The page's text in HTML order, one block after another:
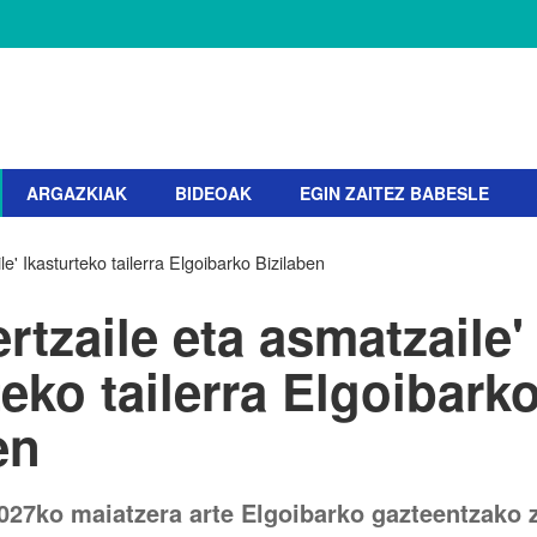
ARGAZKIAK BIDEOAK EGIN ZAITEZ BABESLE
Ikasturteko tailerra Elgoibarko Bizilaben
eta asmatzaile'
tailerra
maiatzera arte Elgoibarko gazteentzako